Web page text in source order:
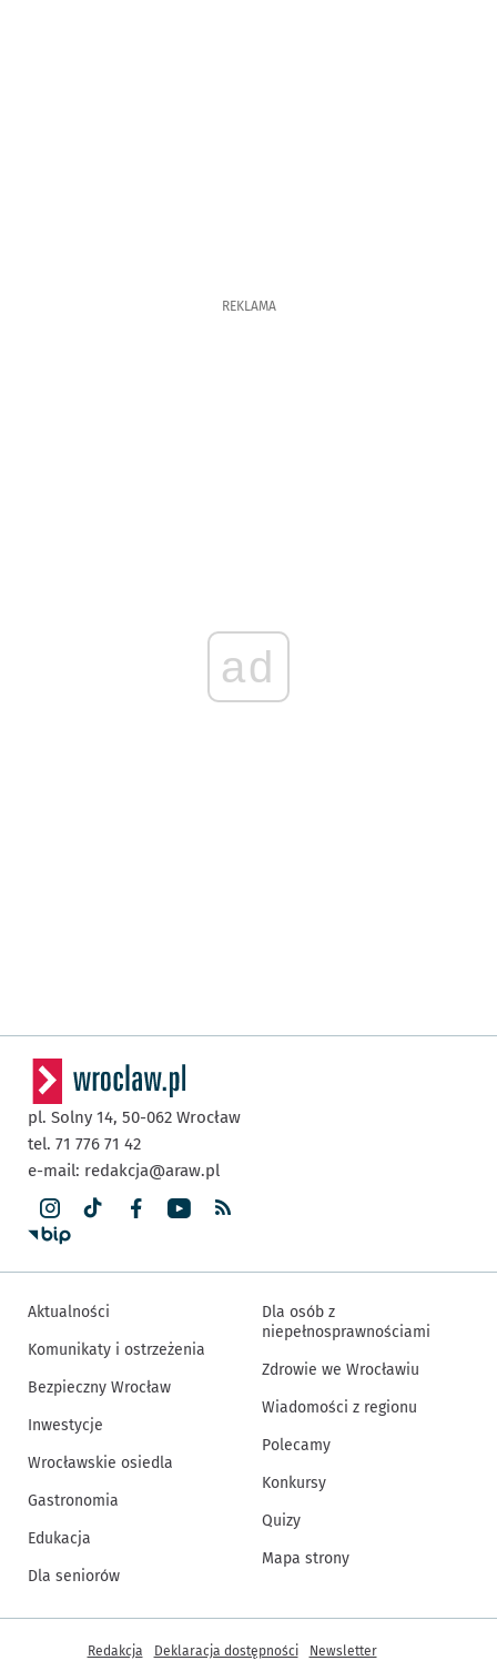
REKLAMA
ad
pl. Solny 14, 50-062 Wrocław
tel. 71 776 71 42
e-mail: redakcja@araw.pl
Aktualności
Komunikaty i ostrzeżenia
Bezpieczny Wrocław
Inwestycje
Wrocławskie osiedla
Gastronomia
Edukacja
Dla seniorów
Dla osób z
niepełnosprawnościami
Zdrowie we Wrocławiu
Wiadomości z regionu
Polecamy
Konkursy
Quizy
Mapa strony
Inne informacje
Redakcja Deklaracja dostępności Newsletter